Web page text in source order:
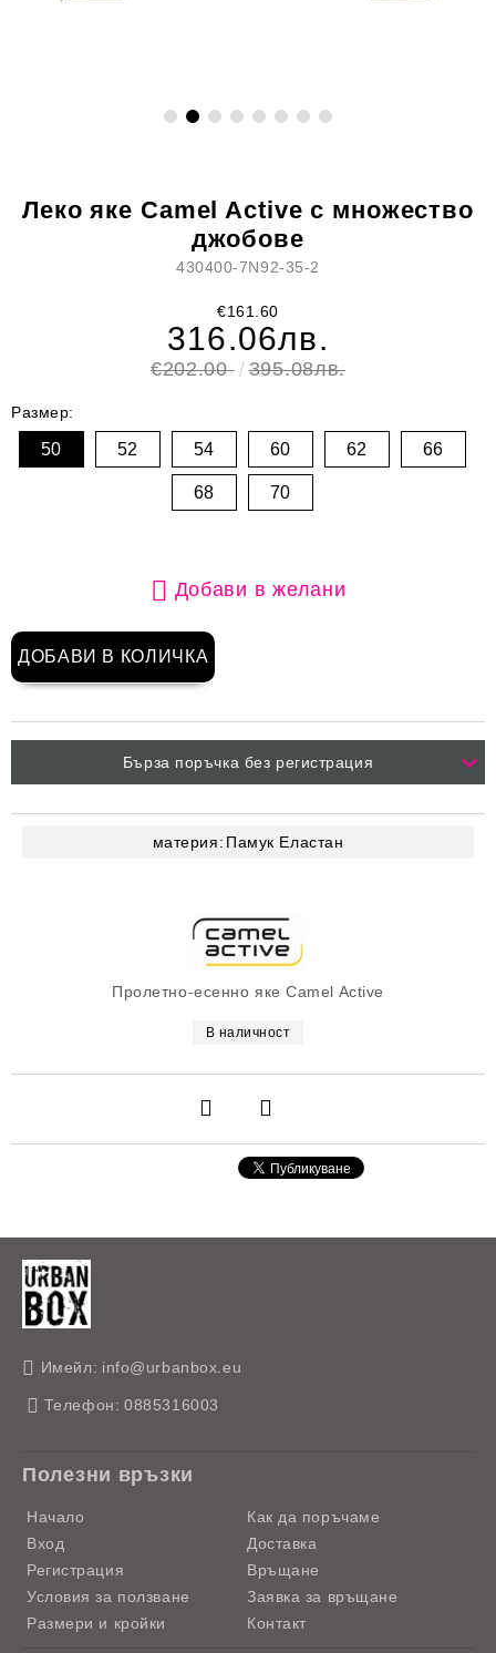
Пролетно-есенно яке Camel Active
В наличност
Леко яке Camel Active с множество
джобове
430400-7N92-35-2
€161.60
316.06лв.
€202.00 395.08лв.
Размер:
50 52 54 60 62 66
68 70
Добави в желани
Бърза поръчка без регистрация
материя: Памук Еластан
Имейл: info@urbanbox.eu
Телефон: 0885316003
Полезни връзки
Начало
Вход
Регистрация
Условия за ползване
Размери и кройки
Как да поръчаме
Доставка
Връщане
Заявка за връщане
Контакт